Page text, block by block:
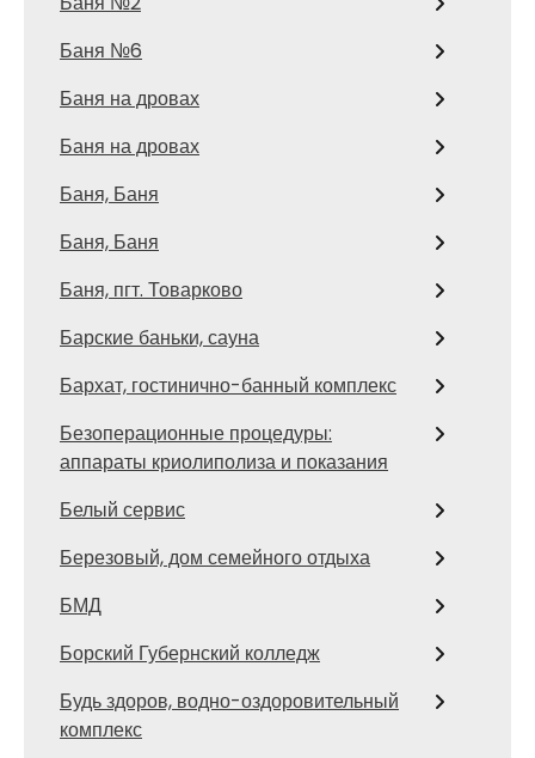
Баня №6
Баня на дровах
Баня на дровах
Баня, Баня
Баня, Баня
Баня, пгт. Товарково
Барские баньки, сауна
Бархат, гостинично-банный комплекс
Безоперационные процедуры:
аппараты криолиполиза и показания
Белый сервис
Березовый, дом семейного отдыха
БМД
Борский Губернский колледж
Будь здоров, водно-оздоровительный
комплекс